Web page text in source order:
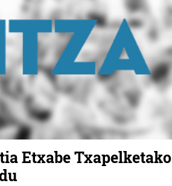
Etxabe Txapelketako